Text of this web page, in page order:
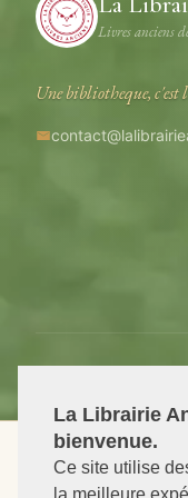
La Librairie
bienvenue.
Ce site utilise
la meilleure
Livres anciens
Une bibliotheque, c'est
© 2026 La Librairie